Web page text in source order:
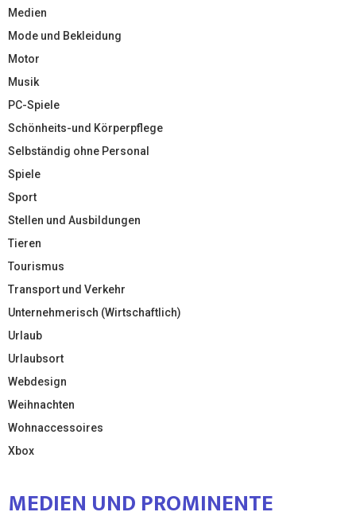
Medien
Mode und Bekleidung
Motor
Musik
PC-Spiele
Schönheits-und Körperpflege
Selbständig ohne Personal
Spiele
Sport
Stellen und Ausbildungen
Tieren
Tourismus
Transport und Verkehr
Unternehmerisch (Wirtschaftlich)
Urlaub
Urlaubsort
Webdesign
Weihnachten
Wohnaccessoires
Xbox
MEDIEN UND PROMINENTE